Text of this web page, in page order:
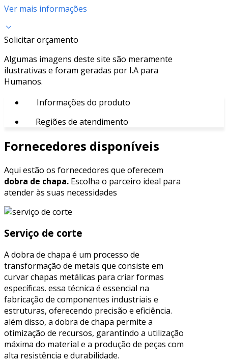
Ver mais informações
Solicitar orçamento
Algumas imagens deste site são meramente
ilustrativas e foram geradas por I.A para
Humanos.
Informações do produto
Regiões de atendimento
Fornecedores disponíveis
Aqui estão os fornecedores que oferecem
dobra de chapa. Escolha o parceiro ideal para
atender às suas necessidades
Serviço de corte
A dobra de chapa é um processo de
transformação de metais que consiste em
curvar chapas metálicas para criar formas
específicas. essa técnica é essencial na
fabricação de componentes industriais e
estruturas, oferecendo precisão e eficiência.
além disso, a dobra de chapa permite a
otimização de recursos, garantindo a utilização
máxima do material e a produção de peças com
alta resistência e durabilidade.